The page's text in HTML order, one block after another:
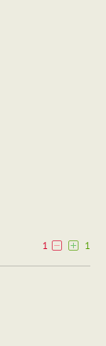
1
1